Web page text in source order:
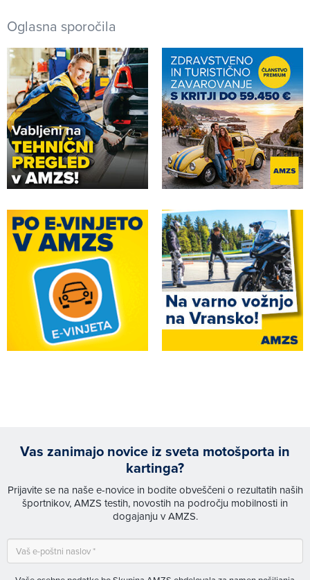
Oglasna sporočila
Vas zanimajo novice iz sveta motošporta in
kartinga?
Prijavite se na naše e-novice in bodite obveščeni o rezultatih naših
športnikov, AMZS testih, novostih na področju mobilnosti in
dogajanju v AMZS.